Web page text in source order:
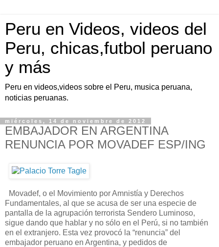
Peru en Videos, videos del
Peru, chicas,futbol peruano
y más
Peru en videos,videos sobre el Peru, musica peruana,
noticias peruanas.
miércoles, 14 de noviembre de 2012
EMBAJADOR EN ARGENTINA
RENUNCIA POR MOVADEF ESP/ING
Movadef, o el Movimiento por Amnistía y Derechos
Fundamentales, al que se acusa de ser una especie de
pantalla de la agrupación terrorista Sendero Luminoso,
sigue dando que hablar y no sólo en el Perú, si no también
en el extranjero. Esta vez provocó la “renuncia” del
embajador peruano en Argentina, y pedidos de